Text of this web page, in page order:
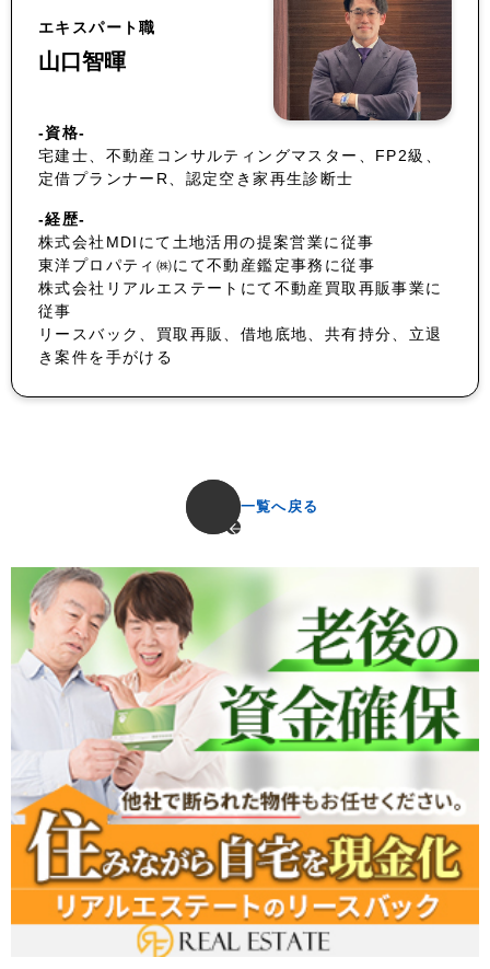
エキスパート職
山口智暉
-資格-
宅建士、不動産コンサルティングマスター、FP2級、
定借プランナーR、認定空き家再生診断士
-経歴-
株式会社MDIにて土地活用の提案営業に従事
東洋プロパティ㈱にて不動産鑑定事務に従事
株式会社リアルエステートにて不動産買取再販事業に
従事
リースバック、買取再販、借地底地、共有持分、立退
き案件を手がける
一覧へ戻る